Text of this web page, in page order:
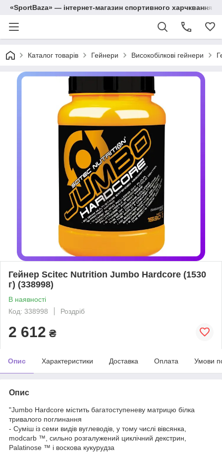
«SportBaza» — інтернет-магазин спортивного харчквання
Каталог товарів Гейнери Високобілкові гейнери
Гейнер Scitec Nutrition Jumbo Hardcore (1530
г) (338998)
В наявності
Код: 338998
Роздріб
2 612 ₴
Опис Характеристики Доставка Оплата Умови
Опис
"Jumbo Hardcore містить багатоступеневу матрицю білка
тривалого поглинання
- Суміш із семи видів вуглеводів, у тому числі вівсянка,
modcarb ™, сильно розгалужений циклічний декстрин,
Palatinose ™ і воскова кукурудза